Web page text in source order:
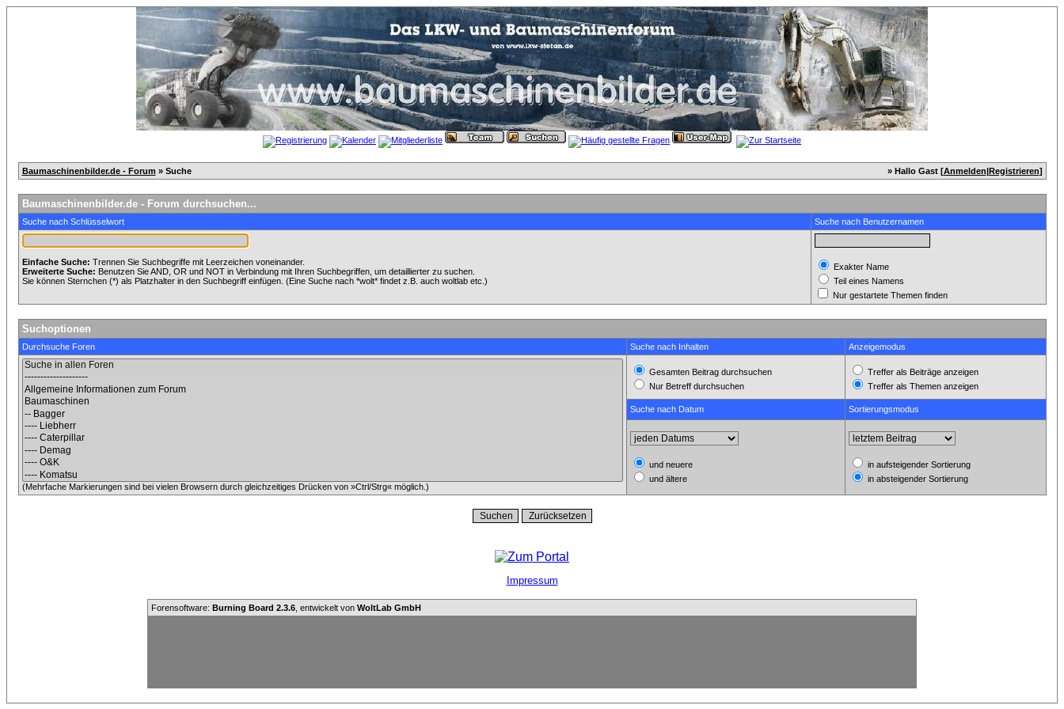
Baumaschinenbilder.de - Forum » Suche » Hallo Gast [Anmelden|Registrieren]
Baumaschinenbilder.de - Forum durchsuchen...
Suche nach Schlüsselwort Suche nach Benutzernamen
Einfache Suche: Trennen Sie Suchbegriffe mit Leerzeichen voneinander.
Erweiterte Suche: Benutzen Sie AND, OR und NOT in Verbindung mit Ihren Suchbegriffen, um detaillierter zu suchen.
Sie können Sternchen (*) als Platzhalter in den Suchbegriff einfügen. (Eine Suche nach *wolt* findet z.B. auch woltlab etc.)
Exakter Name
Teil eines Namens
Nur gestartete Themen finden
Suchoptionen
Durchsuche Foren Suche nach Inhalten Anzeigemodus
(Mehrfache Markierungen sind bei vielen Browsern durch gleichzeitiges Drücken von »Ctrl/Strg« möglich.)
Gesamten Beitrag durchsuchen
Nur Betreff durchsuchen
Treffer als Beiträge anzeigen
Treffer als Themen anzeigen
Suche nach Datum Sortierungsmodus
und neuere
und ältere
in aufsteigender Sortierung
in absteigender Sortierung
Impressum
Forensoftware: Burning Board 2.3.6 , entwickelt von WoltLab GmbH